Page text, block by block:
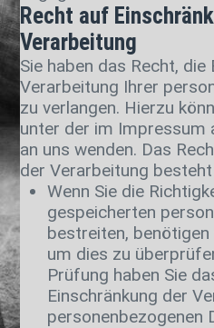
Recht auf
Verarbeitung
Sie haben das Recht,
Verarbeitung Ihrer
zu verlangen. Hierzu
unter der im Impressum
an uns wenden. Das
der Verarbeitung
Wenn Sie die
gespeicherten
bestreiten,
um dies zu
Prüfung haben Sie
Einschränkung der
personenbezogenen